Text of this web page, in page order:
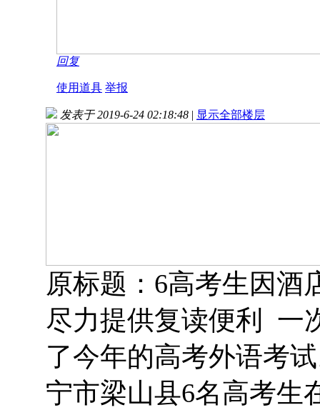
回复
使用道具 举报
发表于 2019-6-24 02:18:48 | 显示全部楼层
原标题：6高考生因酒
尽力提供复读便利 一
了今年的高考外语考
宁市梁山县6名高考生